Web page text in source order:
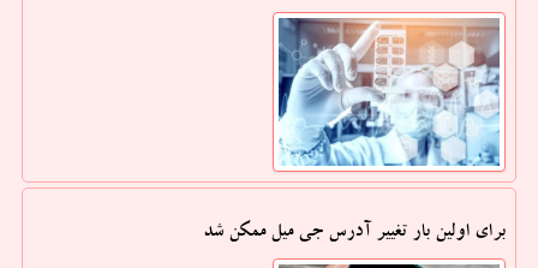
برای اولین بار تغییر آدرس جی میل ممکن شد